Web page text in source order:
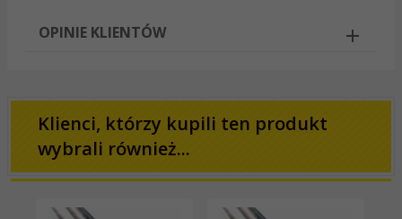
OPINIE KLIENTÓW
Klienci, którzy kupili ten produkt
wybrali również...